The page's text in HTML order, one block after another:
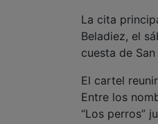
La cita
Beladiez, el
cuesta de
El cartel
Entre los
“Los perros”